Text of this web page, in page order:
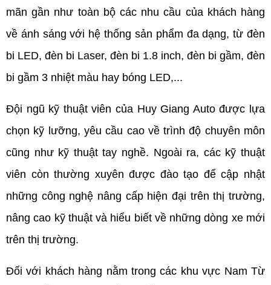
mãn gần như toàn bộ các nhu cầu của khách hàng
về ánh sáng với hệ thống sản phẩm đa dạng, từ đèn
bi LED, đèn bi Laser, đèn bi 1.8 inch, đèn bi gầm, đèn
bi gầm 3 nhiệt màu hay bóng LED,...
Đội ngũ kỹ thuật viên của Huy Giang Auto được lựa
chọn kỹ lưỡng, yêu cầu cao về trình độ chuyên môn
cũng như kỹ thuật tay nghề. Ngoài ra, các kỹ thuật
viên còn thường xuyên được đào tạo để cập nhật
những công nghệ nâng cấp hiện đại trên thị trường,
nâng cao kỹ thuật và hiểu biết về những dòng xe mới
trên thị trường.
Đối với khách hàng nằm trong các khu vực Nam Từ